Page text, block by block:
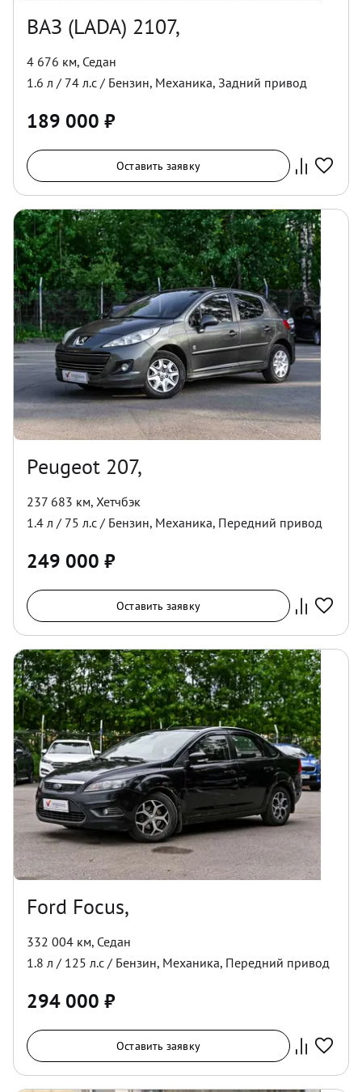
ВАЗ (LADA) 2107,
4 676 км, Седан
1.6 л / 74 л.с / Бензин, Механика, Задний привод
189 000 ₽
Оставить заявку
Peugeot 207,
237 683 км, Хетчбэк
1.4 л / 75 л.с / Бензин, Механика, Передний привод
249 000 ₽
Оставить заявку
Ford Focus,
332 004 км, Седан
1.8 л / 125 л.с / Бензин, Механика, Передний привод
294 000 ₽
Оставить заявку